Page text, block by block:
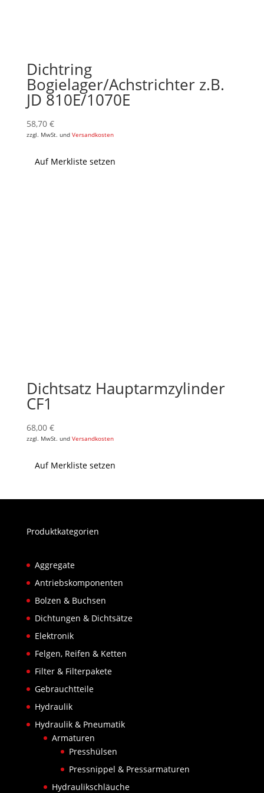
Dichtring
Bogielager/Achstrichter z.B.
JD 810E/1070E
58,70 €
zzgl. MwSt. und Versandkosten
Auf Merkliste setzen
Dichtsatz Hauptarmzylinder
CF1
68,00 €
zzgl. MwSt. und Versandkosten
Auf Merkliste setzen
Produktkategorien
Aggregate
Antriebskomponenten
Bolzen & Buchsen
Dichtungen & Dichtsätze
Elektronik
Felgen, Reifen & Ketten
Filter & Filterpakete
Gebrauchtteile
Hydraulik
Hydraulik & Pneumatik
Armaturen
Presshülsen
Pressnippel & Pressarmaturen
Hydraulikschläuche